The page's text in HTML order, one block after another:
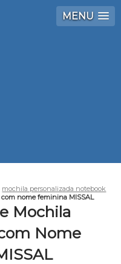
MENU
mochila personalizada notebook
nome feminina MISSAL
Mochila
Nome